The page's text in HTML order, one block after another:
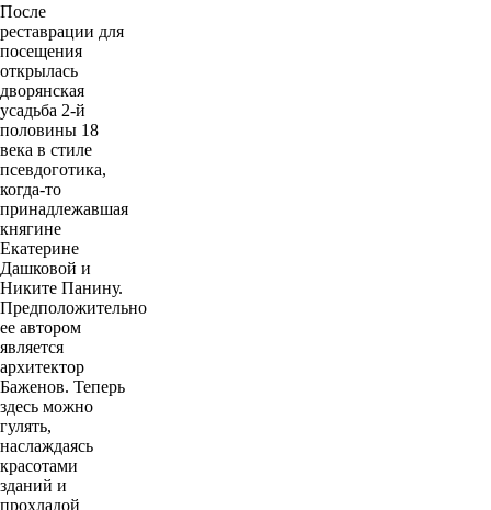
После
реставрации для
посещения
открылась
дворянская
усадьба 2-й
половины 18
века в стиле
псевдоготика,
когда-то
принадлежавшая
княгине
Екатерине
Дашковой и
Никите Панину.
Предположительно
ее автором
является
архитектор
Баженов. Теперь
здесь можно
гулять,
наслаждаясь
красотами
зданий и
прохладой